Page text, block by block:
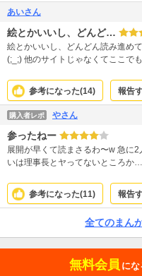
あいさん
絵とかいいし、どんど…
絵とかいいし、どんどん読み進め
(;_;) 他のサイトじゃなくてここで
参考になった(14) 報告
購入者レポ やさん
参ったねー
展開が早くて読まさるわ〜w 急に
いは理事長とヤってないところか
う… 令嬢もアレだし…結局、登場
参考になった(11) 報告
全てのまん
無料会員 にな